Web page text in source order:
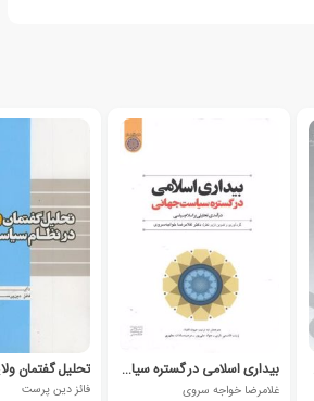
بیداری اسلامی در گستره سیاست جهانی
غلامرضا خواجه سروی فائز دین پرست